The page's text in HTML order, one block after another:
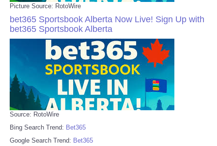
Picture Source: RotoWire
bet365 Sportsbook Alberta Now Live! Sign Up with
bet365 Sportsbook Alberta
Source: RotoWire
Bing Search Trend: Bet365
Google Search Trend: Bet365